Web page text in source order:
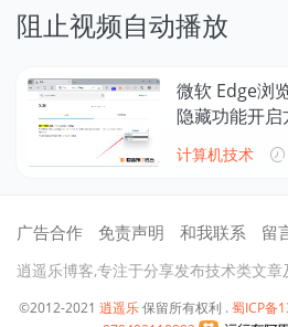
阻止视频自动播放
微软 Edge浏
隐藏功能开启
计算机技术
广告合作 免责声明 和我联系 留
逍遥乐博客,专注于分享发布技术类文章
©2012-2021 逍遥乐保留所有权利 . 蜀ICP备